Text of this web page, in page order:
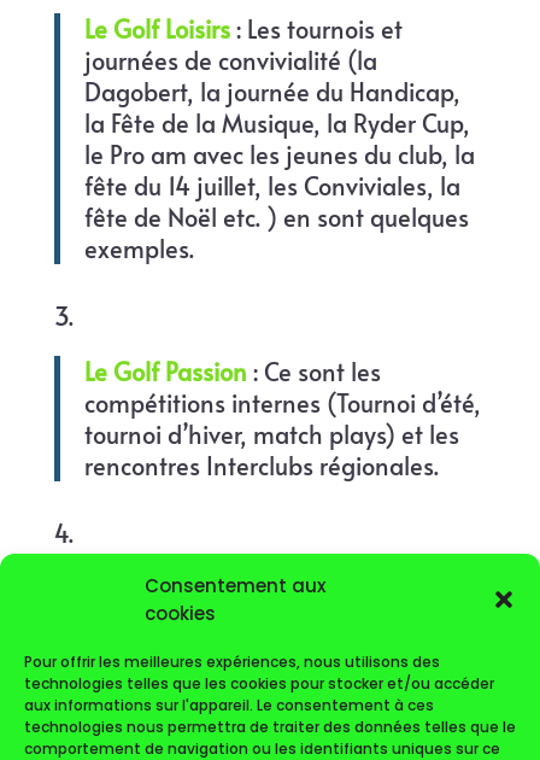
Consentement aux
cookies
Pour offrir les meilleures expériences, nous utilisons des
technologies telles que les cookies pour stocker et/ou accéder
aux informations sur l'appareil. Le consentement à ces
technologies nous permettra de traiter des données telles que le
comportement de navigation ou les identifiants uniques sur ce
Le Golf Loisirs: Les tournois et
journées de convivialité (la
Dagobert, la journée du Handicap,
la Fête de la Musique, la Ryder Cup,
le Pro am avec les jeunes du club, la
fête du 14 juillet, les Conviviales, la
fête de Noël etc. ) en sont quelques
exemples.
Le Golf Passion : Ce sont les
compétitions internes (Tournoi d’été,
tournoi d’hiver, match plays) et les
rencontres Interclubs régionales.
Le Golf Compétition: Nous avons
maintenant de nombreux joueurs de
très bon niveau national amateur, ce
qui permet de composer des équipes
performantes et de porter haut les
couleurs de Saint Gély et de la